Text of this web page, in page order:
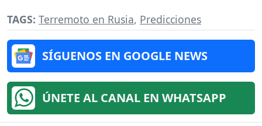
TAGS: Terremoto en Rusia, Predicciones
SÍGUENOS EN GOOGLE NEWS
ÚNETE AL CANAL EN WHATSAPP